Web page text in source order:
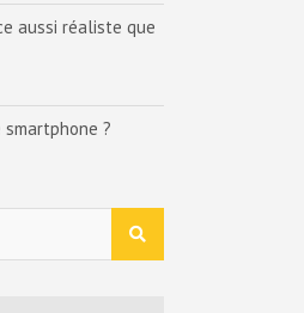
aussi réaliste que
smartphone ?